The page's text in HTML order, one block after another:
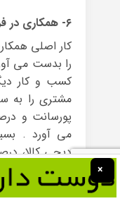
۶- همکاری در فروش یا افیلیت مارکتینگ
کار اصلی
را بدست می
کسب و کار
مشتری را
پورسانت و
می آورد .
دیجی کالا،
همکاران
×